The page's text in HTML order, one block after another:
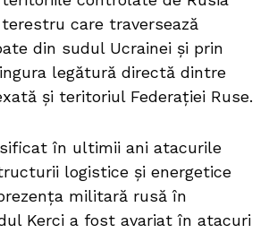
care traversează
din sudul Ucrainei și prin
legătură directă dintre
și teritoriul Federației Ruse.
în ultimii ani atacurile
logistice și energetice
militară rusă în
Kerci a fost avariat în atacuri